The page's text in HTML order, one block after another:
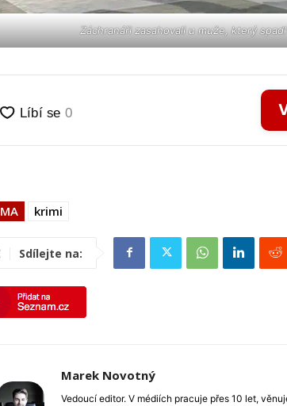
Záchranáři zasahovali u muže, který
krimi
Sdílejte na:
Marek Novotný
Vedoucí editor. V médiích pracuje přes 10 let,